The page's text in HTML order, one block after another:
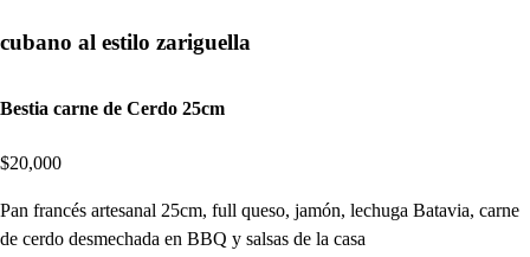
cubano al estilo zariguella
Bestia carne de Cerdo 25cm
$20,000
Pan francés artesanal 25cm, full queso, jamón, lechuga Batavia, carne
de cerdo desmechada en BBQ y salsas de la casa